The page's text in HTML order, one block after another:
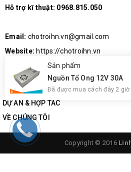
Lưu ý khi sử dụng
Nên sử dụng nguồn 5V ổn định, đặc
Dòng tiêu thụ tăng theo số lượng
Luôn nối chung GND giữa mạch và vi
Có thể mắc thêm điện trở
Hỗ trợ kĩ thuật: 0968.815.050
Email: chotroihn.vn@gmail.com
Website: https://chotroihn.vn
DỰ ÁN & HỢP TÁC
VỀ CHÚNG TÔI
Copyright © 2016
Sản phẩm
Nguồn Tổ Ong 12V 30A
Đã được mua cách đây 2 giờ